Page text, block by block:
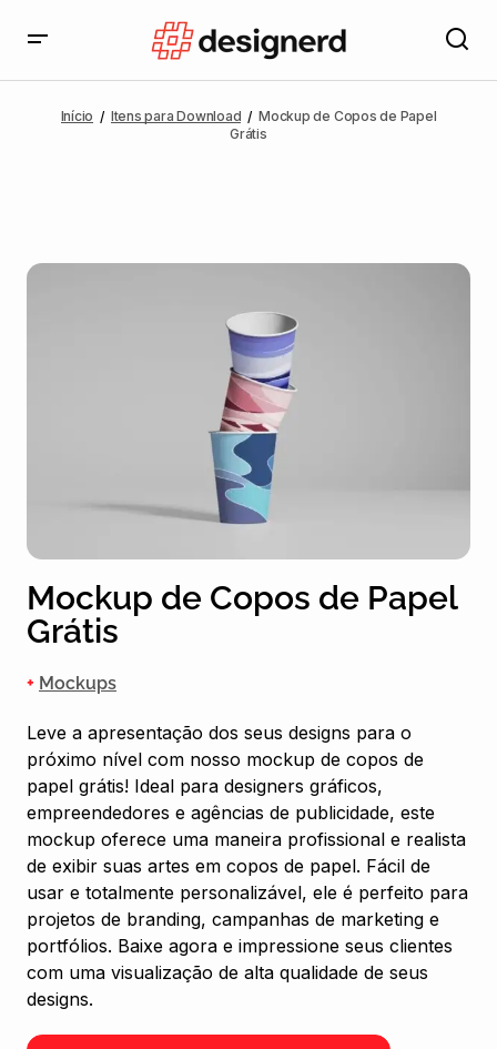
Início Itens para Download
Mockup de Copos de Papel
Grátis
Mockup de Copos de Papel
Grátis
+ Mockups
Leve a apresentação dos seus designs para o
próximo nível com nosso mockup de copos de
papel grátis! Ideal para designers gráficos,
empreendedores e agências de publicidade, este
mockup oferece uma maneira profissional e realista
de exibir suas artes em copos de papel. Fácil de
usar e totalmente personalizável, ele é perfeito para
projetos de branding, campanhas de marketing e
portfólios. Baixe agora e impressione seus clientes
com uma visualização de alta qualidade de seus
designs.